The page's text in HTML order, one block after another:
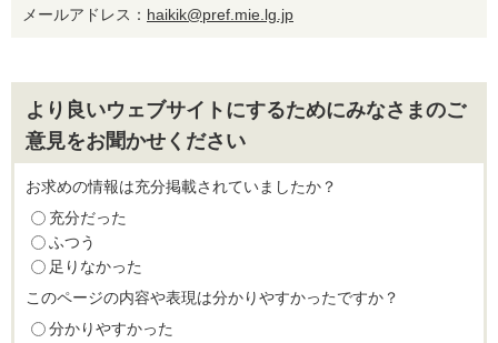
メールアドレス： haikik@pref.mie.lg.jp
より良いウェブサイトにするためにみなさまのご
意見をお聞かせください
お求めの情報は充分掲載されていましたか？
充分だった
ふつう
足りなかった
このページの内容や表現は分かりやすかったですか？
分かりやすかった